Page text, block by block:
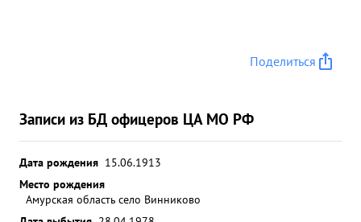
Поделиться
Записи из БД офицеров ЦА МО РФ
Дата рождения 15.06.1913
Место рождения
Амурская область село Винниково